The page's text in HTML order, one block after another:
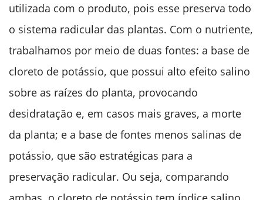
utilizada com o produto, pois esse preserva todo
o sistema radicular das plantas. Com o nutriente,
trabalhamos por meio de duas fontes: a base de
cloreto de potássio, que possui alto efeito salino
sobre as raízes do planta, provocando
desidratação e, em casos mais graves, a morte
da planta; e a base de fontes menos salinas de
potássio, que são estratégicas para a
preservação radicular. Ou seja, comparando